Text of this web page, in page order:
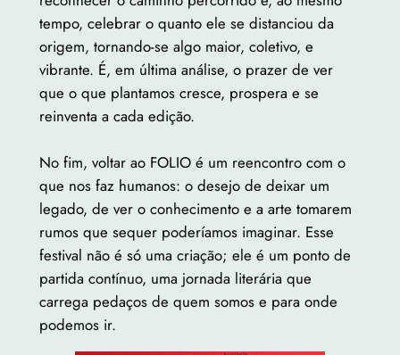
tempo, celebrar o quanto ele se distanciou da
origem, tornando-se algo maior, coletivo, e
vibrante. É, em última análise, o prazer de ver
que o que plantamos cresce, prospera e se
reinventa a cada edição.
No fim, voltar ao FOLIO é um reencontro com o
que nos faz humanos: o desejo de deixar um
legado, de ver o conhecimento e a arte tomarem
rumos que sequer poderíamos imaginar. Esse
festival não é só uma criação; ele é um ponto de
partida contínuo, uma jornada literária que
carrega pedaços de quem somos e para onde
podemos ir.